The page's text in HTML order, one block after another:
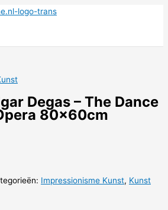
Degas – The Dance
80x60cm
Impressionisme Kunst, Kunst